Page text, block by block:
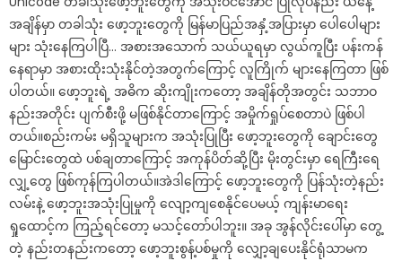
အချိန်မှာ တခါသုံး ဖော့ဘူးတွေကို မြန်မာပြည်အနှံ့အပြားမှာ ပေါပေါများ
များ သုံးနေကြပါပြီ… အစားအသောက် သယ်ယူရမှာ လွယ်ကူပြီး ပန်းကန်
နေရာမှာ အစားထိုးသုံးနိုင်တဲ့အတွက်ကြောင့် လူကြိုက် များနေကြတာ ဖြစ်
ပါတယ်။ ဖော့ဘူးရဲ့ အဓိက ဆိုးကျိုးကတော့ အချိန်တိုအတွင်း သဘာဝ
နည်းအတိုင်း ပျက်စီးဖို့ မဖြစ်နိုင်တာကြောင့် အမှိုက်ရှုပ်စေတာပဲ ဖြစ်ပါ
တယ်။စည်းကမ်း မရှိသူများက အသုံးပြုပြီး ဖော့ဘူးတွေကို ချောင်းတွေ
မြောင်းတွေထဲ ပစ်ချတာကြောင့် အကုန်ပိတ်ဆို့ပြီး မိုးတွင်းမှာ ရေကြီးရေ
လျှ့တွေ ဖြစ်ကုန်ကြပါတယ်။အဲဒါကြောင့် ဖော့ဘူးတွေကို ပြန်သုံးတဲ့နည်း
လမ်းနဲ့ ဖော့ဘူးအသုံးပြုမှုကို လျော့ကျစေနိုင်ပေမယ့် ကျန်းမာရေး
ရှုထောင့်က ကြည့်ရင်တော့ မသင့်တော်ပါဘူး။ အခု အွန်လိုင်းပေါ်မှာ တွေ့
တဲ့ နည်းတနည်းကတော့ ဖော့ဘူးစွန့်ပစ်မှုကို လျှော့ချပေးနိုင်ရုံသာမက